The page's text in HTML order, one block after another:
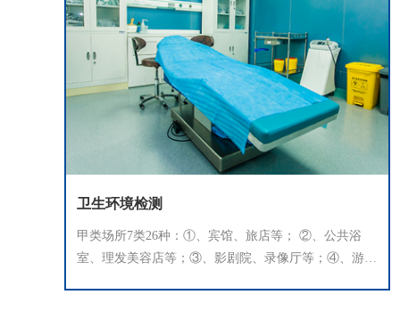
卫生环境检测
甲类场所7类26种：①、宾馆、旅店等； ②、公共浴
室、理发美容店等；③、影剧院、录像厅等；④、游泳